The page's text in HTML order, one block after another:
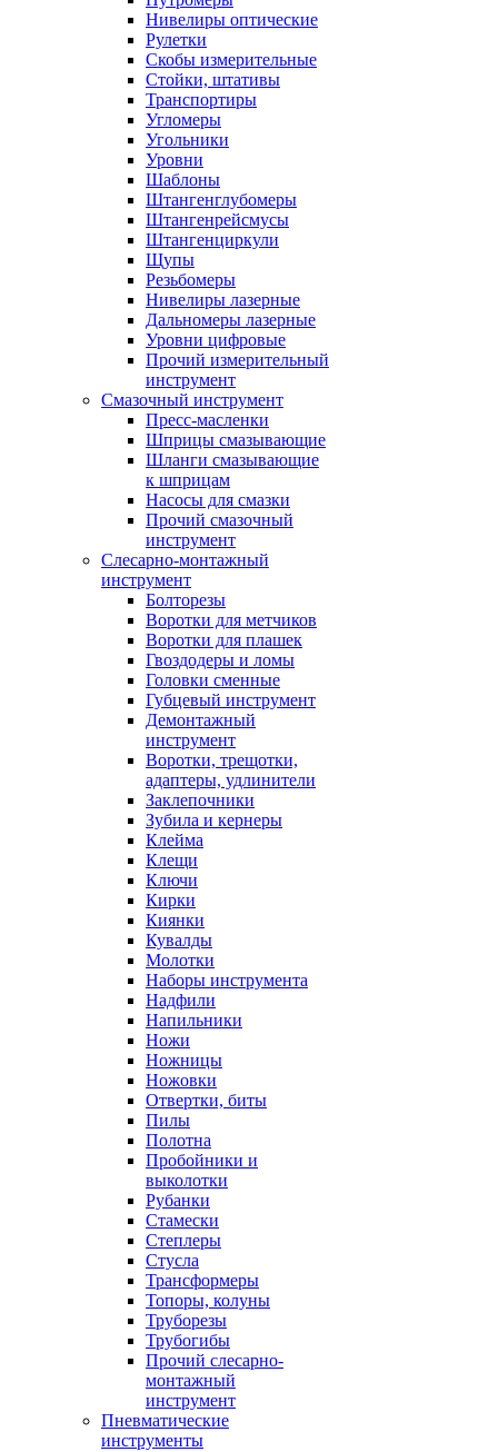
Нивелиры оптические
Рулетки
Скобы измерительные
Стойки, штативы
Транспортиры
Угломеры
Угольники
Уровни
Шаблоны
Штангенглубомеры
Штангенрейсмусы
Штангенциркули
Щупы
Резьбомеры
Нивелиры лазерные
Дальномеры лазерные
Уровни цифровые
Прочий измерительный
инструмент
Смазочный инструмент
Пресс-масленки
Шприцы смазывающие
Шланги смазывающие
к шприцам
Насосы для смазки
Прочий смазочный
инструмент
Слесарно-монтажный
инструмент
Болторезы
Воротки для метчиков
Воротки для плашек
Гвоздодеры и ломы
Головки сменные
Губцевый инструмент
Демонтажный
инструмент
Воротки, трещотки,
адаптеры, удлинители
Заклепочники
Зубила и кернеры
Клейма
Клещи
Ключи
Кирки
Киянки
Кувалды
Молотки
Наборы инструмента
Надфили
Напильники
Ножи
Ножницы
Ножовки
Отвертки, биты
Пилы
Полотна
Пробойники и
выколотки
Рубанки
Стамески
Степлеры
Стусла
Трансформеры
Топоры, колуны
Труборезы
Трубогибы
Прочий слесарно-
монтажный
инструмент
Пневматические
инструменты